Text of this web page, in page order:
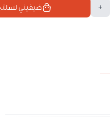
+ ضيفيني